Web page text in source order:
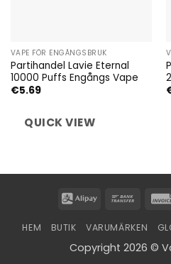
VAPE FÖR ENGÅNGSBRUK
Partihandel Lavie Eternal
10000 Puffs Engångs Vape
€5.69
QUICK VIEW
Alipay
Bank
HEM BUTIK VARUMÄRKEN
Copyright 2026 ©